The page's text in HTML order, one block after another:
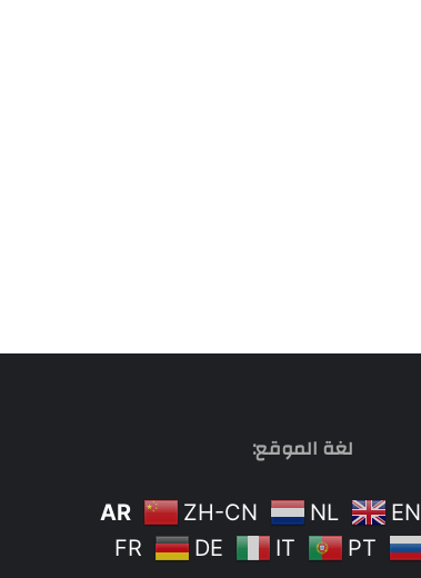
لغة الموقع:
AR ZH-CN NL
EN
FR
DE IT PT